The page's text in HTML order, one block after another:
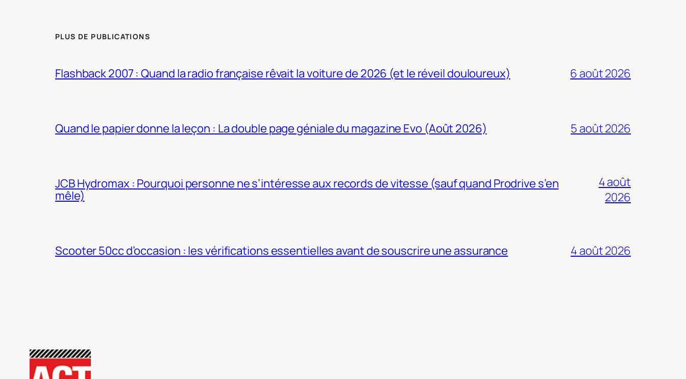
PLUS DE PUBLICATIONS
Flashback 2007 : Quand la radio française rêvait la voiture de 2026 (et le réveil douloureux) 6 août 2026
Quand le papier donne la leçon : La double page géniale du magazine Evo (Août 2026) 5 août 2026
JCB Hydromax : Pourquoi personne ne s’intéresse aux records de vitesse (sauf quand Prodrive s’en
mêle)
4 août
2026
Scooter 50cc d’occasion : les vérifications essentielles avant de souscrire une assurance 4 août 2026